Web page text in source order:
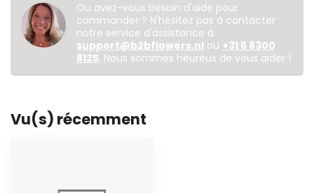
Ou avez-vous besoin d'aide pour
commander ? N'hésitez pas à contacter
notre service d'assistance à
support@b2bflowers.nl ou +31 6 8300
8125. Nous sommes heureux de vous aider !
Vu(s) récemment